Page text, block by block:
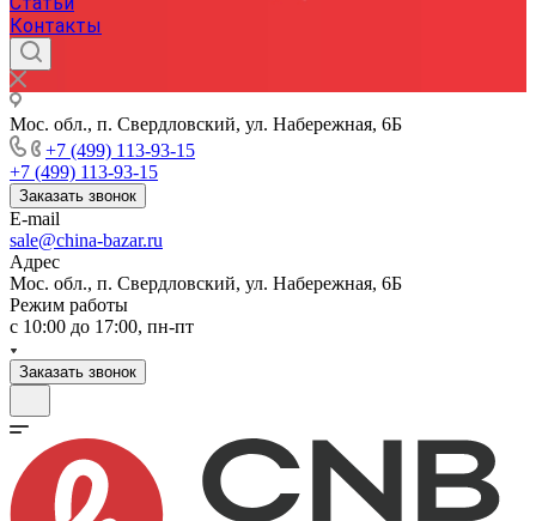
Контакты
Мос. обл., п. Свердловский, ул. Набережная, 6Б
+7 (499) 113-93-15
+7 (499) 113-93-15
Заказать звонок
E-mail
sale@china-bazar.ru
Адрес
Мос. обл., п. Свердловский, ул. Набережная, 6Б
Режим работы
c 10:00 до 17:00, пн-пт
Заказать звонок